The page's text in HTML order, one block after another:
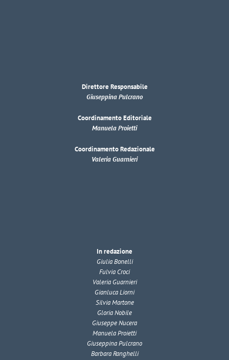
Direttore Responsabile
Giuseppina Pulcrano
Coordinamento Editoriale
Manuela Proietti
Coordinamento Redazionale
Valeria Guarnieri
In redazione
Giulia Bonelli
Fulvia Croci
Valeria Guarnieri
Gianluca Liorni
Silvia Martone
Gloria Nobile
Giuseppe Nucera
Manuela Proietti
Giuseppina Pulcrano
Barbara Ranghelli